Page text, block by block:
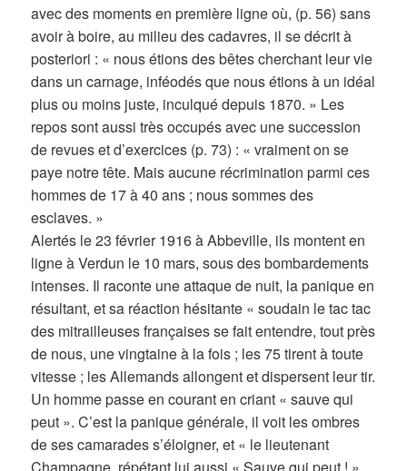
avec des moments en première ligne où, (p. 56) sans
avoir à boire, au milieu des cadavres, il se décrit à
posteriori : « nous étions des bêtes cherchant leur vie
dans un carnage, inféodés que nous étions à un idéal
plus ou moins juste, inculqué depuis 1870. » Les
repos sont aussi très occupés avec une succession
de revues et d’exercices (p. 73) : « vraiment on se
paye notre tête. Mais aucune récrimination parmi ces
hommes de 17 à 40 ans ; nous sommes des
esclaves. »
Alertés le 23 février 1916 à Abbeville, ils montent en
ligne à Verdun le 10 mars, sous des bombardements
intenses. Il raconte une attaque de nuit, la panique en
résultant, et sa réaction hésitante « soudain le tac tac
des mitrailleuses françaises se fait entendre, tout près
de nous, une vingtaine à la fois ; les 75 tirent à toute
vitesse ; les Allemands allongent et dispersent leur tir.
Un homme passe en courant en criant « sauve qui
peut ». C’est la panique générale, il voit les ombres
de ses camarades s’éloigner, et « le lieutenant